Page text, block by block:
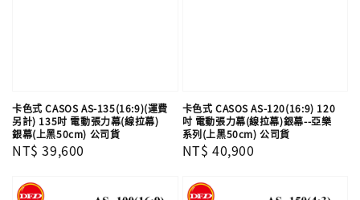
卡色式 CASOS AS-135(16:9)(運費
另計) 135吋 電動張力幕(線拉幕)
銀幕(上黑50cm) 公司貨
Regular
NT$ 39,600
卡色式 CASOS AS-120(16:9) 120
吋 電動張力幕(線拉幕)銀幕--亞樂
系列(上黑50cm) 公司貨
Regular
NT$ 40,900